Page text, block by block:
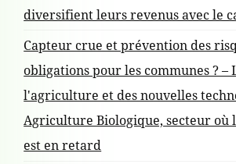
diversifient leurs revenus avec le
Capteur crue et prévention des
obligations pour les communes ? –
l'agriculture et des nouvelles
Agriculture Biologique, secteur où
est en retard